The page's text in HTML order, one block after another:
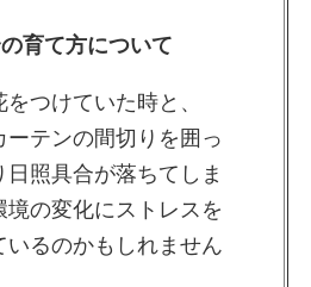
育て方について
つけていた時と、
ーテンの間切りを囲っ
照具合が落ちてしま
境の変化にストレスを
いるのかもしれません